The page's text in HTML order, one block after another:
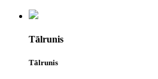
Tālrunis
Tālrunis